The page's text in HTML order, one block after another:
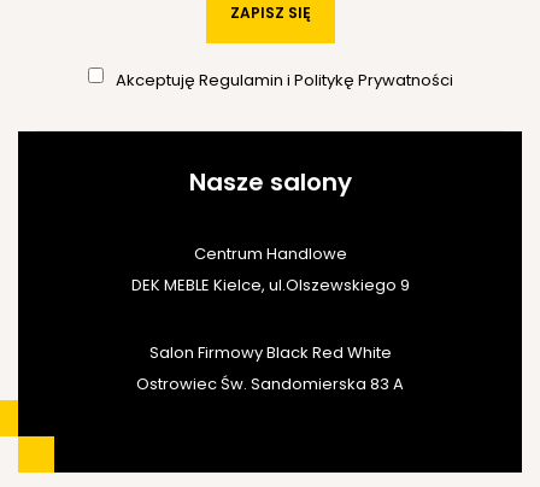
ZAPISZ SIĘ
Akceptuję Regulamin i Politykę Prywatności
Nasze salony
Centrum Handlowe
DEK MEBLE Kielce, ul.Olszewskiego 9
Salon Firmowy Black Red White
Ostrowiec Św. Sandomierska 83 A